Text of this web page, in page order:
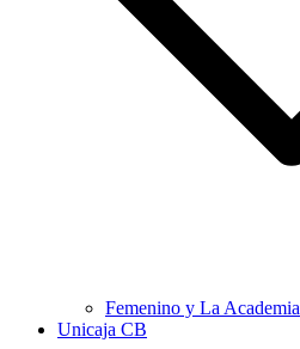
Femenino y La Academia
Unicaja CB